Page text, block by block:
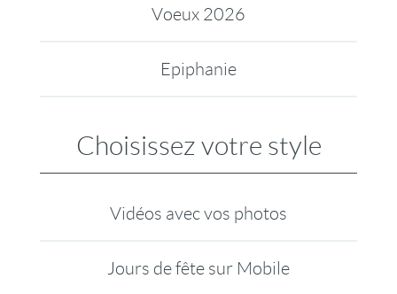
Voeux 2026
Epiphanie
Choisissez votre style
Vidéos avec vos photos
Jours de fête sur Mobile